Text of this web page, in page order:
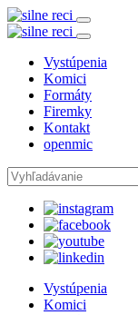
Vystúpenia
Komici
Formáty
Firemky
Kontakt
openmic
Vystúpenia
Komici